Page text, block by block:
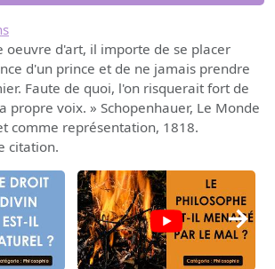
oeuvre d'art, il importe de se placer
d'un prince et de ne jamais prendre
Faute de quoi, l'on risquerait fort de
propre voix. » Schopenhauer, Le Monde
comme représentation, 1818.
citation.
→